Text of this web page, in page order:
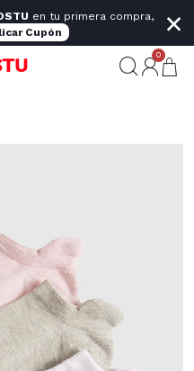
en tu primera compra,
Cupón ×
0